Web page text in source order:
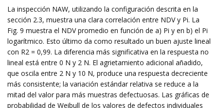
La inspección NAW, utilizando la configuración descrita en la
sección 2.3, muestra una clara correlación entre NDV y Pi. La
Fig. 9 muestra el NDV promedio en función de a) Pi y en b) el Pi
logarítmico. Esto último da como resultado un buen ajuste lineal
con R2 = 0,99. La diferencia más significativa en la respuesta no
lineal está entre 0 N y 2 N. El agrietamiento adicional añadido,
que oscila entre 2 N y 10 N, produce una respuesta decreciente
más consistente; la variación estándar relativa se reduce a la
mitad del valor para más muestras defectuosas. Las gráficas de
probabilidad de Weibull de los valores de defectos individuales